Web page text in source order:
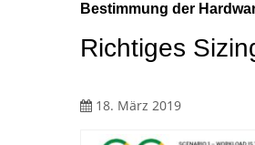
Bestimmung der
Richtiges
18. März 2019